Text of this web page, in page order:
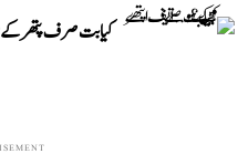
کیا بت صرف پتھر